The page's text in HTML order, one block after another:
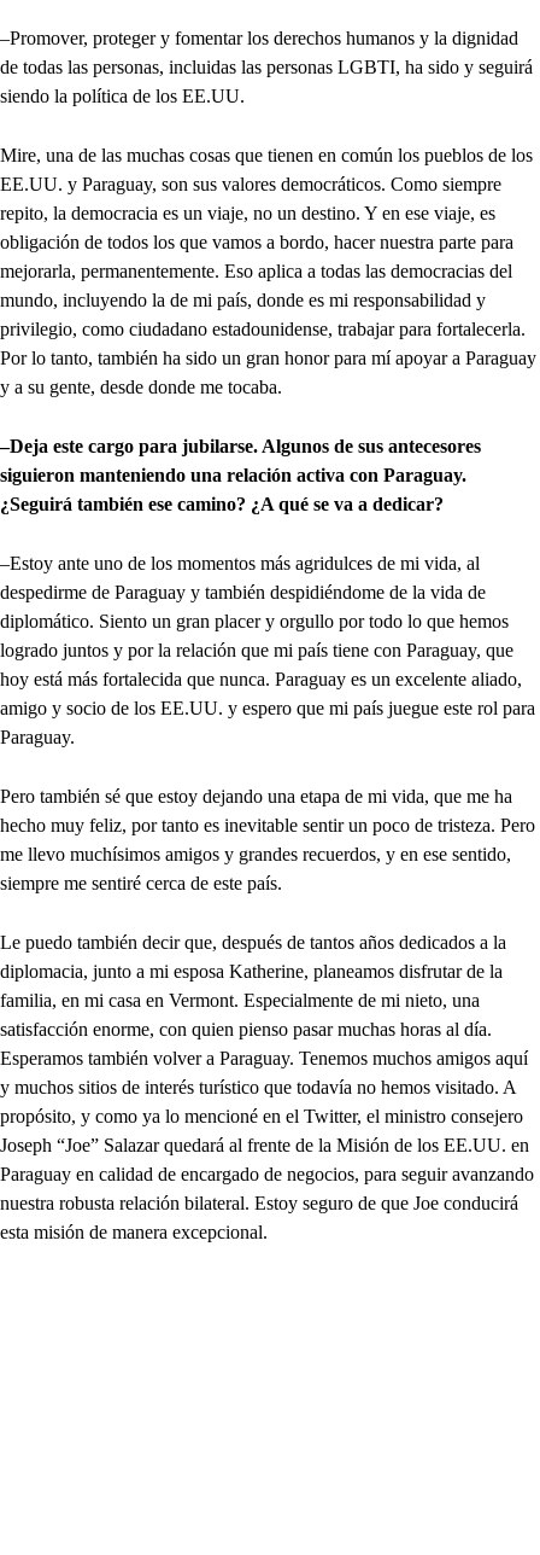
–Promover, proteger y fomentar los derechos humanos y la dignidad
de todas las personas, incluidas las personas LGBTI, ha sido y seguirá
siendo la política de los EE.UU.
Mire, una de las muchas cosas que tienen en común los pueblos de los
EE.UU. y Paraguay, son sus valores democráticos. Como siempre
repito, la democracia es un viaje, no un destino. Y en ese viaje, es
obligación de todos los que vamos a bordo, hacer nuestra parte para
mejorarla, permanentemente. Eso aplica a todas las democracias del
mundo, incluyendo la de mi país, donde es mi responsabilidad y
privilegio, como ciudadano estadounidense, trabajar para fortalecerla.
Por lo tanto, también ha sido un gran honor para mí apoyar a Paraguay
y a su gente, desde donde me tocaba.
–Deja este cargo para jubilarse. Algunos de sus antecesores
siguieron manteniendo una relación activa con Paraguay.
¿Seguirá también ese camino? ¿A qué se va a dedicar?
–Estoy ante uno de los momentos más agridulces de mi vida, al
despedirme de Paraguay y también despidiéndome de la vida de
diplomático. Siento un gran placer y orgullo por todo lo que hemos
logrado juntos y por la relación que mi país tiene con Paraguay, que
hoy está más fortalecida que nunca. Paraguay es un excelente aliado,
amigo y socio de los EE.UU. y espero que mi país juegue este rol para
Paraguay.
Pero también sé que estoy dejando una etapa de mi vida, que me ha
hecho muy feliz, por tanto es inevitable sentir un poco de tristeza. Pero
me llevo muchísimos amigos y grandes recuerdos, y en ese sentido,
siempre me sentiré cerca de este país.
Le puedo también decir que, después de tantos años dedicados a la
diplomacia, junto a mi esposa Katherine, planeamos disfrutar de la
familia, en mi casa en Vermont. Especialmente de mi nieto, una
satisfacción enorme, con quien pienso pasar muchas horas al día.
Esperamos también volver a Paraguay. Tenemos muchos amigos aquí
y muchos sitios de interés turístico que todavía no hemos visitado. A
propósito, y como ya lo mencioné en el Twitter, el ministro consejero
Joseph “Joe” Salazar quedará al frente de la Misión de los EE.UU. en
Paraguay en calidad de encargado de negocios, para seguir avanzando
nuestra robusta relación bilateral. Estoy seguro de que Joe conducirá
esta misión de manera excepcional.